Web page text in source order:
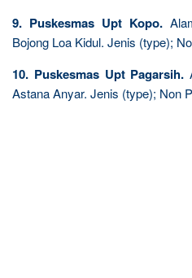
9. Puskesmas Upt Kopo.
Bojong Loa Kidul. Jenis (type);
10. Puskesmas Upt Pagarsih.
Astana Anyar. Jenis (type); Non